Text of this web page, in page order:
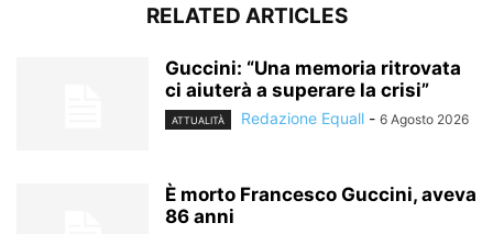
RELATED ARTICLES
Guccini: “Una memoria ritrovata
ci aiuterà a superare la crisi”
ATTUALITÀ Redazione Equall - 6 Agosto 2026
È morto Francesco Guccini, aveva
86 anni